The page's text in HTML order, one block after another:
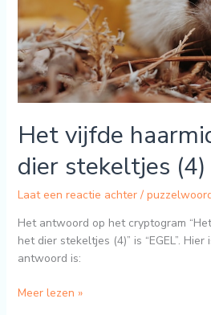
Het vijfde
dier stekeltjes (4)
Laat een reactie achter /
Het antwoord op het cryptogram
het dier stekeltjes (4)” is “EGEL”.
antwoord is:
(4)
Meer lezen »